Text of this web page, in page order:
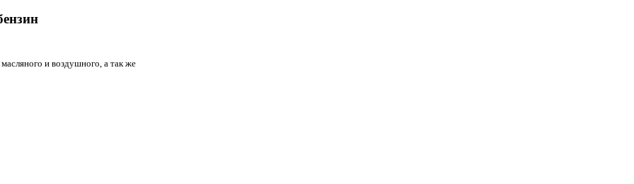
и воздушного, а так же